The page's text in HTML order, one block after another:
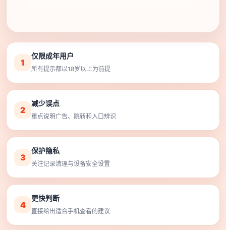
1
仅限成年用户
所有提示都以18岁以上为前提
2
减少误点
重点说明广告、跳转和入口辨识
3
保护隐私
关注记录清理与设备安全设置
4
更快判断
直接给出适合手机查看的建议